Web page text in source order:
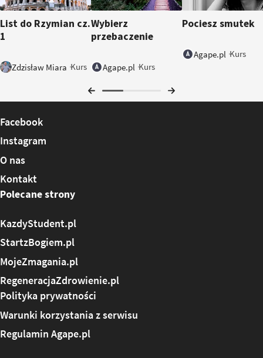
List do Rzymian cz.
1
Zdzisław Miara Kurs
Wybierz
przebaczenie
Agape.pl Kurs
Pociesz smutek
Agape.pl Kurs
Facebook
Instagram
O nas
Kontakt
Polecane strony
KazdyStudent.pl
StartzBogiem.pl
MojeZmagania.pl
RegeneracjaZdrowienie.pl
Polityka prywatności
Warunki korzystania z serwisu
Regulamin Agape.pl